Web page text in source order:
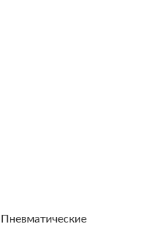
Пневматические